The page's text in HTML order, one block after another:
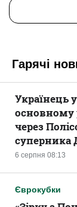
Гарячі
6 серпня 08:13
Українець
основному
через
суперника
Єврокубки